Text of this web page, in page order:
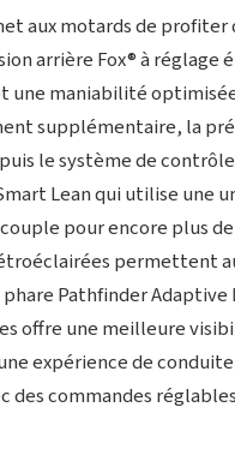
aux motards de
arrière Fox® à
une maniabilité
supplémentaire, la
le système de
Lean qui utilise une
pour encore plus
permettent
Pathfinder Adaptive
offre une meilleure
expérience de
des commandes